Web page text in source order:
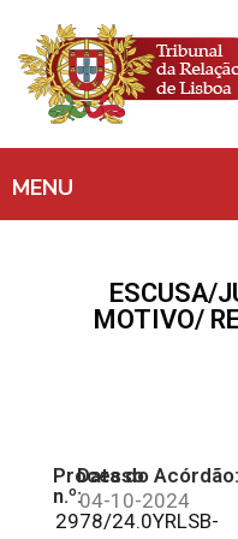
ESCUSA/
MOTIVO/
Processo
n.º:
2978/24.0YRLSB-
Data do Acórdão:
04-10-2024